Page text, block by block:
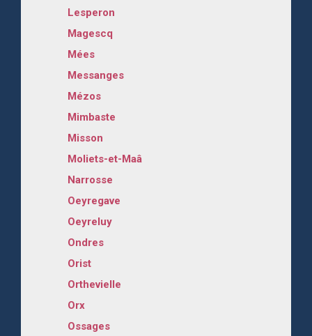
Lesperon
Magescq
Mées
Messanges
Mézos
Mimbaste
Misson
Moliets-et-Maâ
Narrosse
Oeyregave
Oeyreluy
Ondres
Orist
Orthevielle
Orx
Ossages